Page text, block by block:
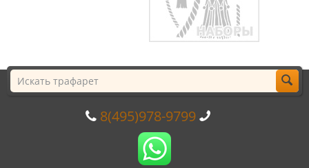
8(495)978-9799